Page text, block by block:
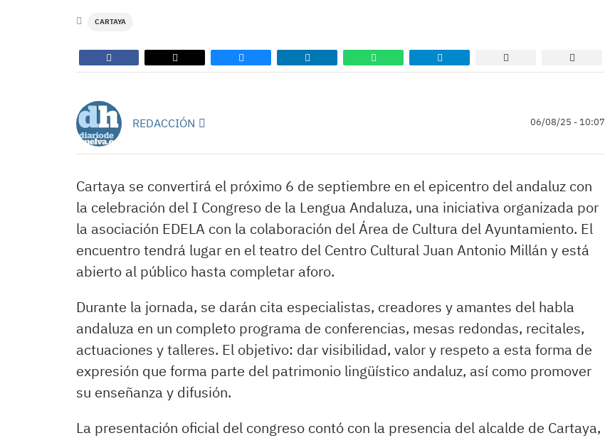
CARTAYA
REDACCIÓN 06/08/25 - 10:07
Cartaya se convertirá el próximo 6 de septiembre en el epicentro del andaluz con
la celebración del I Congreso de la Lengua Andaluza, una iniciativa organizada por
la asociación EDELA con la colaboración del Área de Cultura del Ayuntamiento. El
encuentro tendrá lugar en el teatro del Centro Cultural Juan Antonio Millán y está
abierto al público hasta completar aforo.
Durante la jornada, se darán cita especialistas, creadores y amantes del habla
andaluza en un completo programa de conferencias, mesas redondas, recitales,
actuaciones y talleres. El objetivo: dar visibilidad, valor y respeto a esta forma de
expresión que forma parte del patrimonio lingüístico andaluz, así como promover
su enseñanza y difusión.
La presentación oficial del congreso contó con la presencia del alcalde de Cartaya,